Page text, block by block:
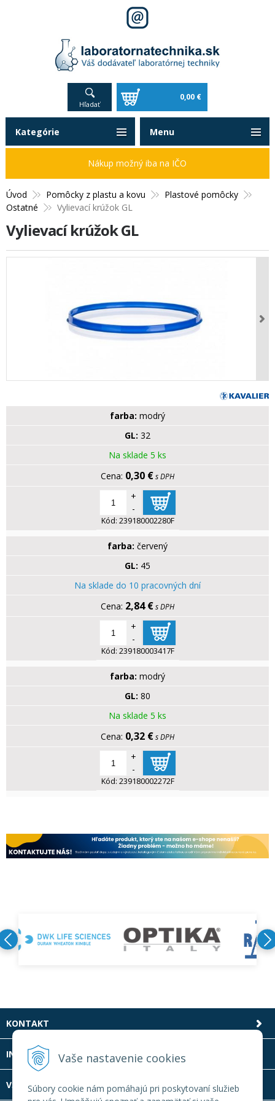
Vaše nastavenie cookies
Súbory cookie nám pomáhajú pri poskytovaní služieb
Hľadať
0,00 €
Úvod Pomôcky z plastu a kovu
Plastové pomôcky
Ostatné
Vylievací krúžok GL
Vylievací krúžok GL
farba: modrý
GL: 32
Na sklade 5 ks
0,30 €s DPH
+
-
Kód: 239180002280F
farba: červený
GL: 45
Na sklade do 10 pracovných dní
2,84 €s DPH
+
-
Kód: 239180003417F
farba: modrý
GL: 80
Na sklade 5 ks
0,32 €s DPH
+
-
Kód: 239180002272F
Kategórie
Nákup možný iba na IČO
Menu
KONTAKT
INFOLINKA
VŠETKO O NÁKUPE